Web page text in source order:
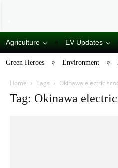
Agriculture EV Updates
Green Heroes Environment
Home Tags Okinawa electric
Tag: Okinawa